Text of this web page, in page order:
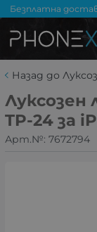
Безплатна
Назад до
Луксозен
TP-24 за
Арт.№: 7672794